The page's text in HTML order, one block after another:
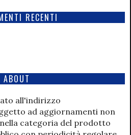
RECENTI
ABOUT
all'indirizzo
ad aggiornamenti non
categoria del prodotto